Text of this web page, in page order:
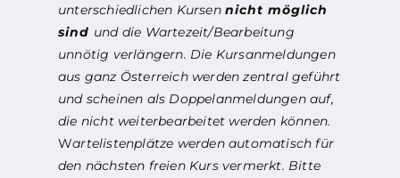
unterschiedlichen Kursen nicht möglich
sind und die Wartezeit/Bearbeitung
unnötig verlängern. Die Kursanmeldungen
aus ganz Österreich werden zentral geführt
und scheinen als Doppelanmeldungen auf,
die nicht weiterbearbeitet werden können.
Wartelistenplätze werden automatisch für
den nächsten freien Kurs vermerkt. Bitte